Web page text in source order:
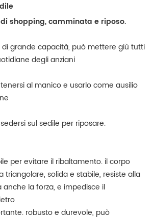
shopping, camminata e riposo.
di grande capacità, può mettere giù tutti
degli anziani
al manico e usarlo come ausilio
sul sedile per riposare.
per evitare il ribaltamento. il corpo
solida e stabile, resiste alla
anche la forza, e impedisce il
robusto e durevole, può